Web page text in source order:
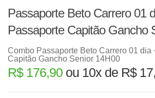
Passaporte Beto Carrero 01
Passaporte Capitão Gancho
Combo Passaporte Beto Carrero 01 dia
Capitão Gancho Senior 14H00
R$ 176,90 ou 10x de R$